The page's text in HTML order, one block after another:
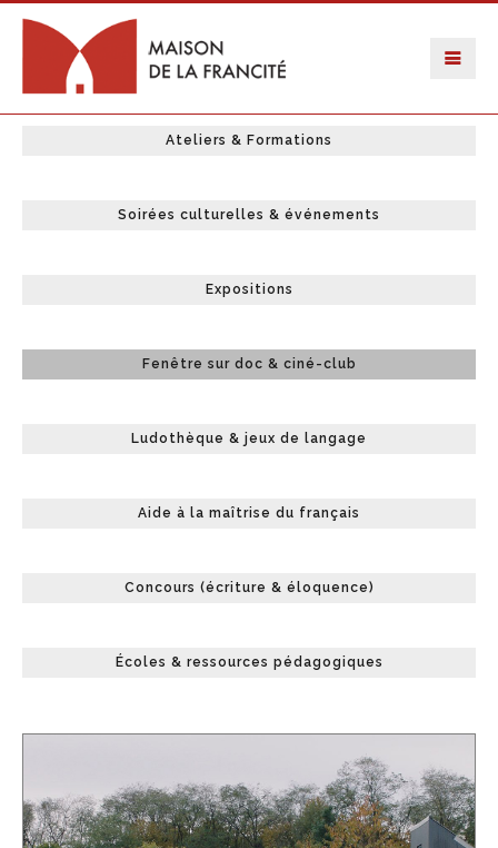
Ateliers & Formations
Soirées culturelles & événements
Expositions
Fenêtre sur doc & ciné-club
Ludothèque & jeux de langage
Aide à la maîtrise du français
Concours (écriture & éloquence)
Écoles & ressources pédagogiques